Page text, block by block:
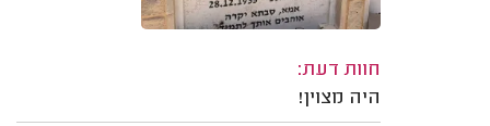
חוות דעת:
היה מצוין!